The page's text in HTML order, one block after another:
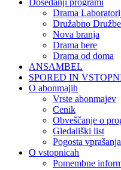
Dosedanji programi
Drama
Družabno
Nova branja
Drama bere
Drama od doma
ANSAMBEL
SPORED IN
O abonmajih
Vrste abonmajev
Cenik
Obveščanje o
Gledališki list
Pogosta
O vstopnicah
Pomembne